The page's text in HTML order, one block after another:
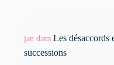
jan dans Les désaccords
successions